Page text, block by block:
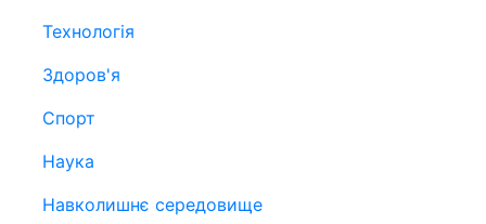
Технологія
Здоров'я
Спорт
Наука
Навколишнє середовище